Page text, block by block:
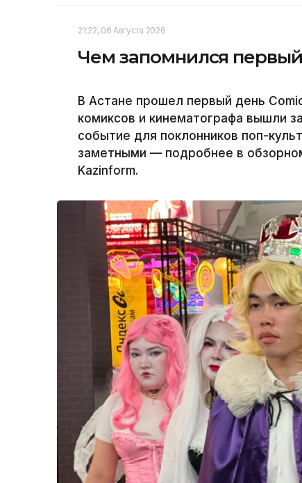
21:22, 06 Августа 2026
Чем запомнился
В Астане прошел первый день
комиксов и кинематографа вышли
событие для поклонников поп-
заметными — подробнее в
Kazinform.